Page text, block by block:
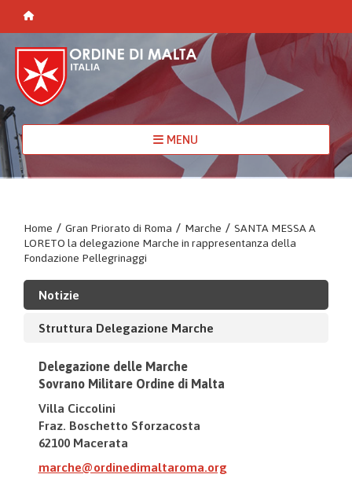
MENU
Home / Gran Priorato di Roma / Marche / SANTA MESSA A
LORETO la delegazione Marche in rappresentanza della
Fondazione Pellegrinaggi
Notizie
Struttura Delegazione Marche
Delegazione delle Marche
Sovrano Militare Ordine di Malta
Villa Ciccolini
Fraz. Boschetto Sforzacosta
62100 Macerata
marche@ordinedimaltaroma.org